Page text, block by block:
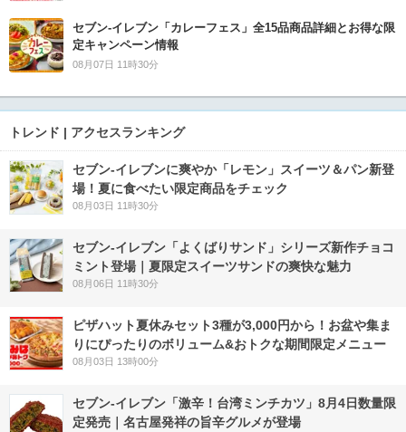
セブン‐イレブン「カレーフェス」全15品商品詳細とお得な限
定キャンペーン情報
08月07日 11時30分
トレンド | アクセスランキング
セブン‐イレブンに爽やか「レモン」スイーツ＆パン新登
場！夏に食べたい限定商品をチェック
08月03日 11時30分
セブン‐イレブン「よくばりサンド」シリーズ新作チョコ
ミント登場｜夏限定スイーツサンドの爽快な魅力
08月06日 11時30分
ピザハット夏休みセット3種が3,000円から！お盆や集ま
りにぴったりのボリューム&おトクな期間限定メニュー
08月03日 13時00分
セブン-イレブン「激辛！台湾ミンチカツ」8月4日数量限
定発売｜名古屋発祥の旨辛グルメが登場